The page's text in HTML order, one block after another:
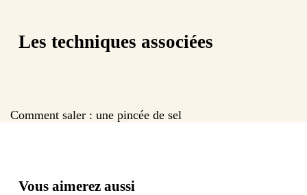
Les techniques associées
Comment saler : une pincée de sel
Vous aimerez aussi